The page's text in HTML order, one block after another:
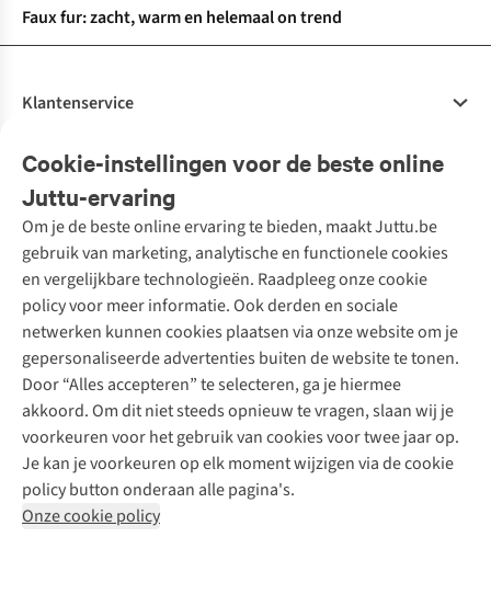
Faux fur: zacht, warm en helemaal on trend
Cookie-instellingen voor de beste online
Juttu-ervaring
Om je de beste online ervaring te bieden, maakt Juttu.be
gebruik van marketing, analytische en functionele cookies
en vergelijkbare technologieën. Raadpleeg onze cookie
policy voor meer informatie. Ook derden en sociale
netwerken kunnen cookies plaatsen via onze website om je
gepersonaliseerde advertenties buiten de website te tonen.
Door “Alles accepteren” te selecteren, ga je hiermee
akkoord. Om dit niet steeds opnieuw te vragen, slaan wij je
voorkeuren voor het gebruik van cookies voor twee jaar op.
Je kan je voorkeuren op elk moment wijzigen via de cookie
policy button onderaan alle pagina's.
Onze cookie policy
Klantenservice
Bestellen
Betalen
10% studentenkorting
Klarna - achteraf betalen
Levering
Retourneren
Bestelling herroepen
Garantie
Contact
Onze diensten
Tweedehands - ReJUsed
Kledingatelier
Personal shopping
Textielbox
Events / workshops
Juttu
Over ons
Juttu Friends
Inspiratie
Werken bij Juttu
Onze winkels
De wereld van Juttu
Verantwoord ondernemen
Toegankelijkheidsverklaring
Merken
Nathalie Vleeschouwer
Selected dames
HKLiving
Dickies
Sessùn
Strom
O My Bag
Revolution
Meld je aan voor de nieuwsbrief
Follow us